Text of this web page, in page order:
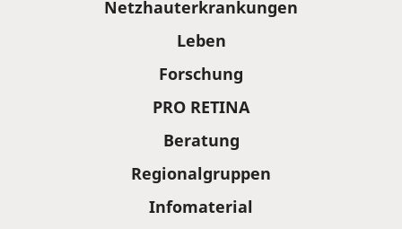
Netzhauterkrankungen
Leben
Forschung
PRO RETINA
Beratung
Regionalgruppen
Infomaterial